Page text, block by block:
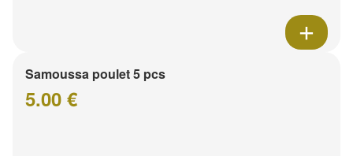
Samoussa poulet 5 pcs
5.00 €